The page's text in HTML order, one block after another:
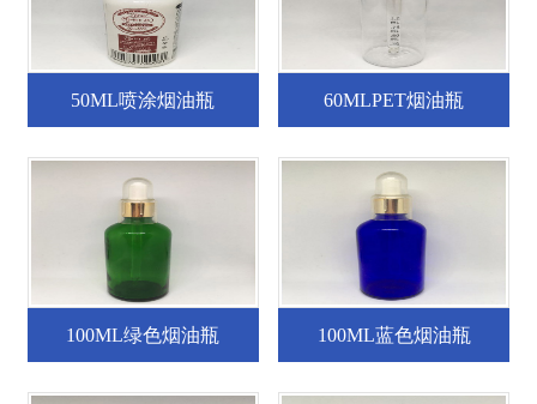
50ML喷涂烟油瓶 60MLPET烟油瓶
100ML绿色烟油瓶 100ML蓝色烟油瓶